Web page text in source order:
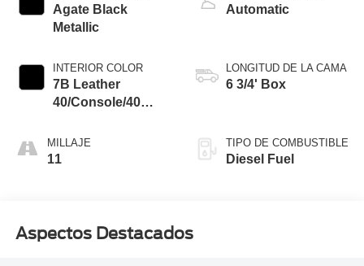
Agate Black
Metallic
INTERIOR COLOR
7B Leather
40/Console/40
MILLAJE
11
Automatic
LONGITUD DE LA CAMA
6 3/4' Box
TIPO DE COMBUSTIBLE
Diesel Fuel
Aspectos Destacados